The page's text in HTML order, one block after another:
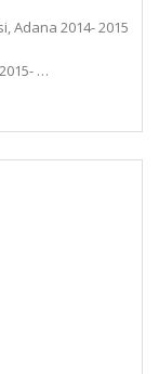
Adana 2014- 2015
…